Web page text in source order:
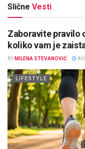
Slične Vesti
Zaboravite pravilo
koliko vam je
BY MILENA STEVANOVIĆ
LIFESTYLE